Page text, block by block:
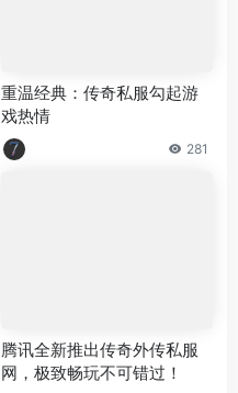
重温经典：传奇私服勾起游
戏热情
281
腾讯全新推出传奇外传私服
网，极致畅玩不可错过！